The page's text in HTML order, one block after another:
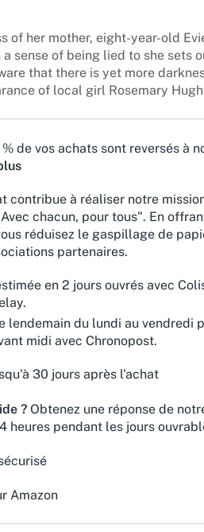
of her mother, eight-year-old
a sense of being lied to she sets
that there is yet more
of local girl Rosemary
% de vos achats sont reversés à
contribue à réaliser notre
chacun, pour tous". En
réduisez le gaspillage de
partenaires.
en 2 jours ouvrés avec
lendemain du lundi au vendredi
midi avec Chronopost.
30 jours après l'achat
? Obtenez une réponse de
heures pendant les jours
Amazon